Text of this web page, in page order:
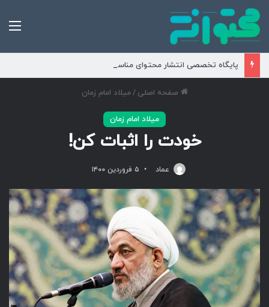
پایگاه تخصصی انتشار محتوای مناسبتی و موضوعی
صفحه اصلی /میلاد امام زمان
میلاد امام زمان
خودت را اثبات کن!
عماد ۵ فروردین ۱۴۰۰